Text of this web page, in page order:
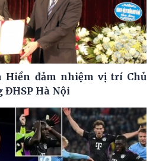
Hiền đảm nhiệm vị trí Chủ
Hà Nội